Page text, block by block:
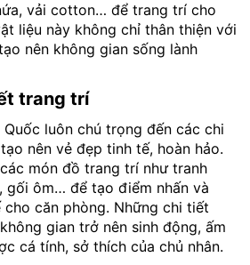
vải cotton… để trang trí cho
liệu này không chỉ thân thiện với
nên không gian sống lành
trang trí
Quốc luôn chú trọng đến các chi
nên vẻ đẹp tinh tế, hoàn hảo.
món đồ trang trí như tranh
gối ôm… để tạo điểm nhấn và
căn phòng. Những chi tiết
gian trở nên sinh động, ấm
cá tính, sở thích của chủ nhân.